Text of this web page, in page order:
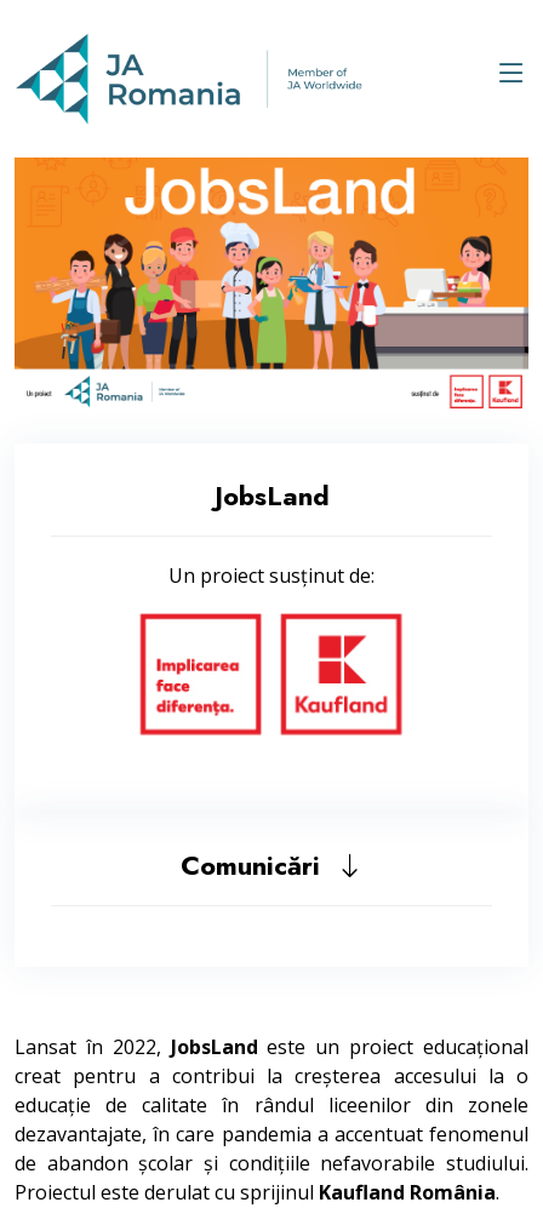
JobsLand
Un proiect susținut de:
Comunicări
Lansat în 2022, JobsLand este un proiect educațional
creat pentru a contribui la creșterea accesului la o
educație de calitate în rândul liceenilor din zonele
dezavantajate, în care pandemia a accentuat fenomenul
de abandon școlar și condițiile nefavorabile studiului.
Proiectul este derulat cu sprijinul Kaufland România.